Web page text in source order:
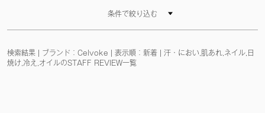
条件で絞り込む
検索結果 | ブランド：Celvoke | 表示順：新着 | 汗・におい,肌あれ,ネイル,日
焼け,冷え,オイルのSTAFF REVIEW一覧